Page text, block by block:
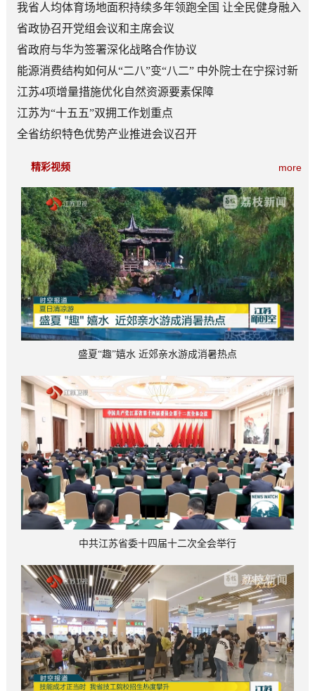
我省人均体育场地面积持续多年领跑全国 让全民健身融入
日常成为风尚
省政协召开党组会议和主席会议
省政府与华为签署深化战略合作协议
能源消费结构如何从“二八”变“八二” 中外院士在宁探讨新
型能源体系建设
江苏4项增量措施优化自然资源要素保障
江苏为“十五五”双拥工作划重点
全省纺织特色优势产业推进会议召开
more
精彩视频
盛夏“趣”嬉水 近郊亲水游成消暑热点
中共江苏省委十四届十二次全会举行